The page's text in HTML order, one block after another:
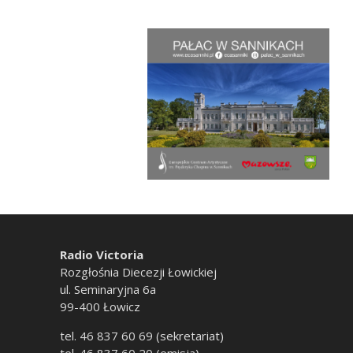
Radio Victoria
Rozgłośnia Diecezji Łowickiej
ul. Seminaryjna 6a
99-400 Łowicz
tel. 46 837 60 69 (sekretariat)